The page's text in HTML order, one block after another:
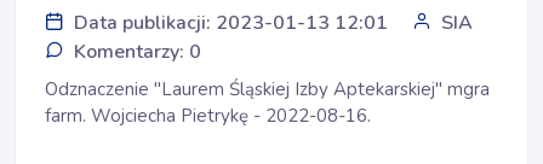
Data publikacji: 2023-01-13 12:01
SIA
Komentarzy: 0
Odznaczenie "Laurem Śląskiej Izby Aptekarskiej" mgra
farm. Wojciecha Pietrykę - 2022-08-16.